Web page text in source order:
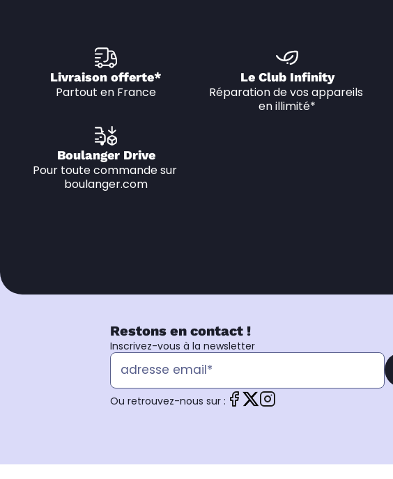
Livraison offerte*
Partout en France
Le Club Infinity
Réparation de vos appareils
en illimité*
Boulanger Drive
Pour toute commande sur
boulanger.com
Restons en contact !
Inscrivez-vous à la newsletter
Ou retrouvez-nous sur :